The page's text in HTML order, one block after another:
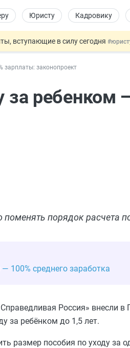
Юристу Кадровику
вступающие в силу сегодня
пропишут в ТК РФ
критерии трудовых и ГПХ-
зарплаты: законопроект
за ребенком
порядок расчета
100% среднего заработка
Россия» внесли в
за ребёнком до 1,5 лет.
размер пособия по уходу за